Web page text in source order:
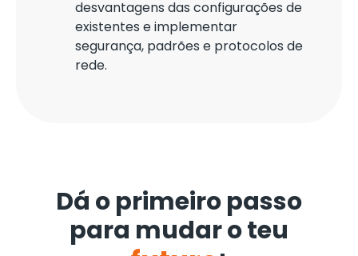
desvantagens das configurações de
existentes e implementar
segurança, padrões e protocolos de
rede.
Dá o primeiro passo
para mudar o teu